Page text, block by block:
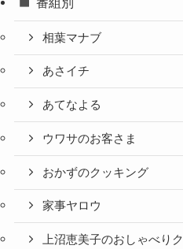
相葉マナブ
あさイチ
あてなよる
ウワサのお客さま
おかずのクッキング
家事ヤロウ
上沼恵美子のおしゃべり